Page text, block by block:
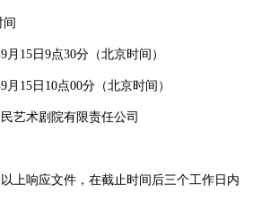
间
月15日9点30分（北京时间）
月15日10点00分（北京时间）
艺术剧院有限责任公司
上响应文件，在截止时间后三个工作日内